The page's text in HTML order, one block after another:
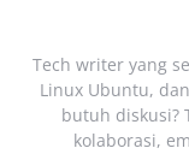
Tech writer yang
Linux Ubuntu,
butuh diskusi?
kolaborasi,